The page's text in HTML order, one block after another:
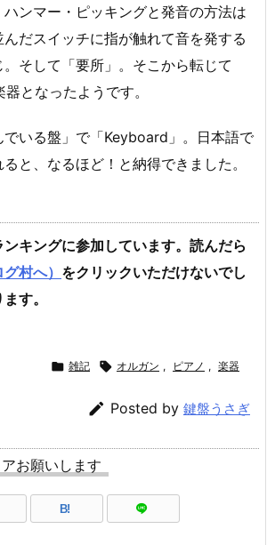
ハンマー・ピッキングと発音の方法は
だスイッチに指が触れて音を発する
そして「要所」。そこから転じて
となったようです。
いる盤」で「Keyboard」。日本語で
ると、なるほど！と納得できました。
ンキングに参加しています。読んだら
村へ） をクリックいただけないでし
す。
 雑記  オルガン , ピアノ , 楽器
 Posted by 鍵盤うさぎ
お願いします
B!